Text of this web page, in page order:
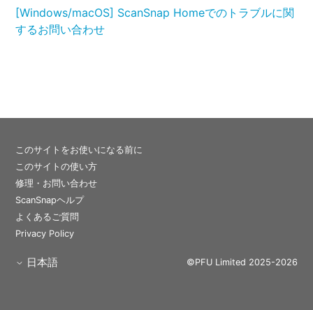
[Windows/macOS] ScanSnap Homeでのトラブルに関
するお問い合わせ
このサイトをお使いになる前に
このサイトの使い方
修理・お問い合わせ
ScanSnapヘルプ
よくあるご質問
Privacy Policy
日本語 ©PFU Limited 2025-2026